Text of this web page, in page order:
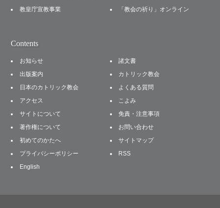
教皇庁宣教事業
「教会の祈り」オンライン
Contents
お知らせ
諸文書
出版案内
カトリック教会
日本のカトリック教会
よくある質問
アクセス
こよみ
サイトについて
免責・注意事項
著作権について
お問い合わせ
初めてのかたへ
サイトマップ
プライバシーポリシー
RSS
English